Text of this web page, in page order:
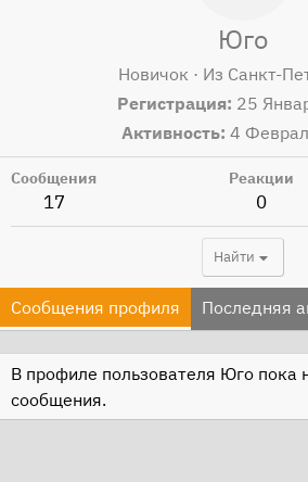
Юго
Новичок · Из Санкт-
Регистрация 25
Активность 4
Сообщения
17
Реакции
0
Найти
Сообщения профиля Последняя
В профиле пользователя Юго пока
сообщения.